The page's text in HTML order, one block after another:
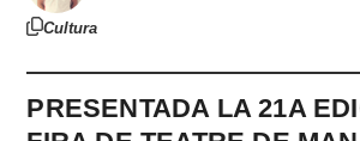
Cultura
PRESENTADA LA 21A